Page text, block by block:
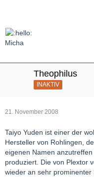
Micha
Theophilus
INAKTIV
21. November 2008
Taiyo Yuden ist einer der
Hersteller von Rohlingen,
eigenen Namen
produziert. Die von Plextor
wieder an sehr